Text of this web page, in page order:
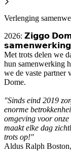
Verlenging
2026: 𝗭𝗶𝗴𝗴𝗼
𝘀𝗮𝗺𝗲𝗻𝘄𝗲𝗿𝗸𝗶𝗻𝗴
Met trots delen we
hun samenwerking
we de vaste partner
Dome.
"Sinds eind 2019
enorme
omgeving voor onze
maakt elke dag
trots op!"
Aldus Ralph